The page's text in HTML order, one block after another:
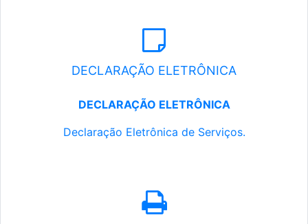
DECLARAÇÃO ELETRÔNICA
DECLARAÇÃO ELETRÔNICA
Declaração Eletrônica de Serviços.